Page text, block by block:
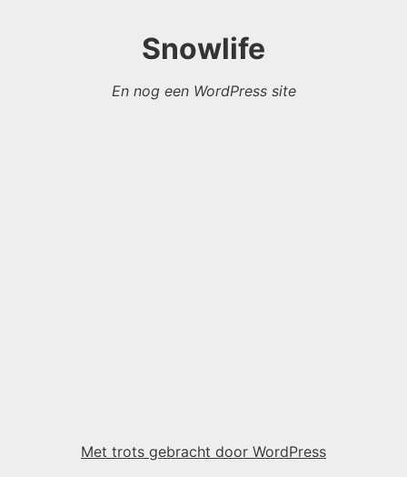
Snowlife
En nog een WordPress site
Met trots gebracht door WordPress